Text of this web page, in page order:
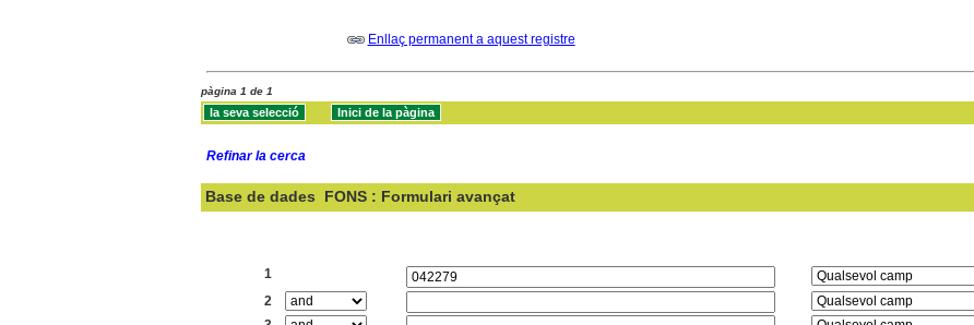
Enllaç permanent a aquest registre
pàgina 1 de 1
Refinar la cerca
Base de dades FONS : Formulari avançat
1
2